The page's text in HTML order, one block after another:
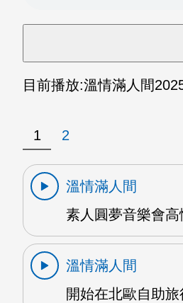
目前播放:溫情滿人間
1 2
溫情滿人間
素人圓夢音樂會
溫情滿人間
開始在北歐自助